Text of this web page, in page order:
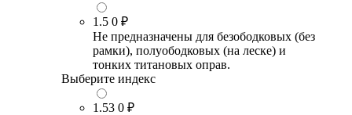
1.5 0 ₽
Не предназначены для безободковых (без
рамки), полуободковых (на леске) и
тонких титановых оправ.
Выберите индекс
1.53 0 ₽